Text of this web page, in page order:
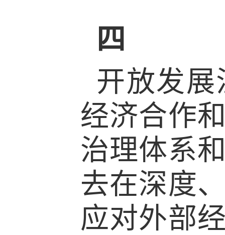
四
开放发
经济合作
治理体系
去在深度
应对外部